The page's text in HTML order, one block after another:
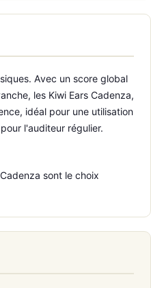
Avec un score global
les Kiwi Ears Cadenza,
idéal pour une utilisation
l'auditeur régulier.
sont le choix